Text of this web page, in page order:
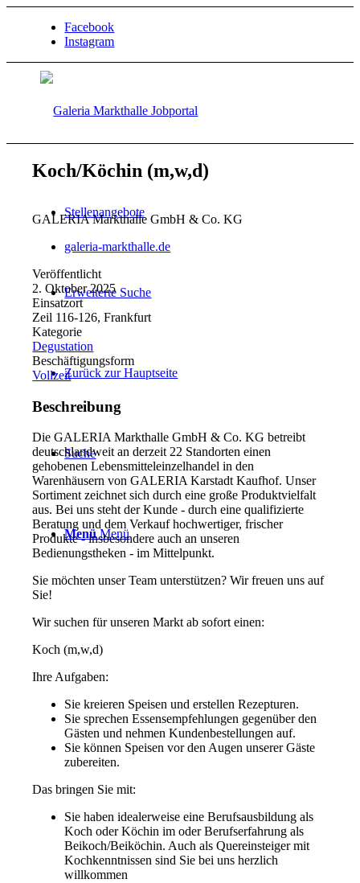
Facebook
Instagram
Stellenangebote
Erweiterte Suche
Zurück zur Hauptseite
Suche
Menü Menü
Koch/Köchin (m,w,d)
GALERIA Markthalle GmbH & Co. KG
galeria-markthalle.de
Veröffentlicht
2. Oktober 2025
Einsatzort
Zeil 116-126, Frankfurt
Kategorie
Degustation
Beschäftigungsform
Vollzeit
Beschreibung
Die GALERIA Markthalle GmbH & Co. KG betreibt
deutschlandweit an derzeit 22 Standorten einen
gehobenen Lebensmitteleinzelhandel in den
Warenhäusern von GALERIA Karstadt Kaufhof. Unser
Sortiment zeichnet sich durch eine große Produktvielfalt
aus. Bei uns steht der Kunde - durch eine qualifizierte
Beratung und dem Verkauf hochwertiger, frischer
Produkte - insbesondere auch an unseren
Bedienungstheken - im Mittelpunkt.
Sie möchten unser Team unterstützen? Wir freuen uns auf
Sie!
Wir suchen für unseren Markt ab sofort einen:
Koch (m,w,d)
Ihre Aufgaben:
Sie kreieren Speisen und erstellen Rezepturen.
Sie sprechen Essensempfehlungen gegenüber den
Gästen und nehmen Kundenbestellungen auf.
Sie können Speisen vor den Augen unserer Gäste
zubereiten.
Das bringen Sie mit:
Sie haben idealerweise eine Berufsausbildung als
Koch oder Köchin im oder Berufserfahrung als
Beikoch/Beiköchin. Auch als Quereinsteiger mit
Kochkenntnissen sind Sie bei uns herzlich
willkommen